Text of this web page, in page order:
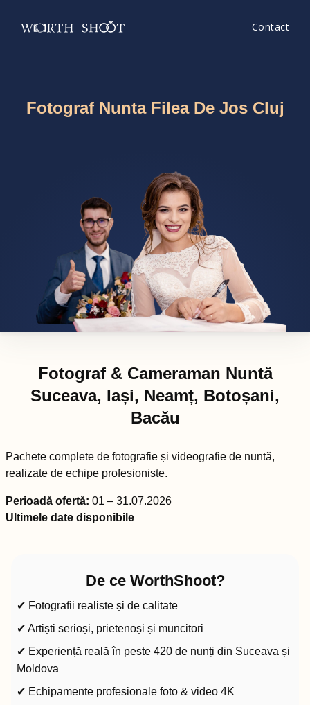
Contact
Fotograf Nunta Filea De Jos Cluj
Fotograf & Cameraman Nuntă
Suceava, Iași, Neamț, Botoșani,
Bacău
Pachete complete de fotografie și videografie de nuntă,
realizate de echipe profesioniste.
Perioadă ofertă: 01 – 31.07.2026
Ultimele date disponibile
De ce WorthShoot?
✔ Fotografii realiste și de calitate
✔ Artiști serioși, prietenoși și muncitori
✔ Experiență reală în peste 420 de nunți din Suceava și
Moldova
✔ Echipamente profesionale foto & video 4K